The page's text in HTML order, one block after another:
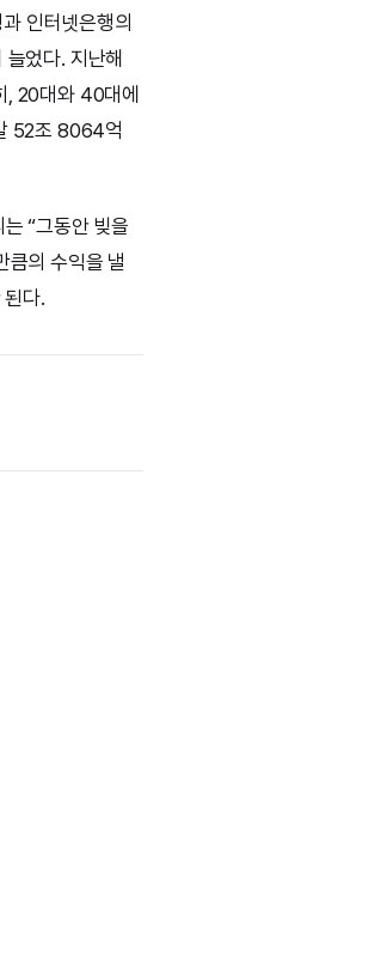
인터넷은행의
었다. 지난해
, 20대와 40대에
52조 8064억
“그동안 빚을
큼의 수익을 낼
다.